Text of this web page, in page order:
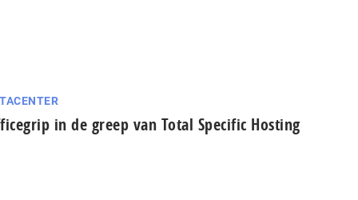
in de greep van Total Specific Hosting